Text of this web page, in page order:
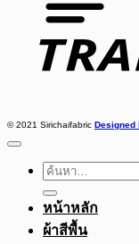
© 2021 Sirichaifabric Designed
ค้นหา:
หน้าหลัก
ผ้าสีพื้น